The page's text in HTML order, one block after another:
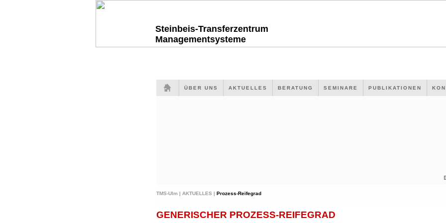
Steinbeis-Transferzentrum
Managementsysteme
ÜBER UNS AKTUELLES BERATUNG SEMINARE PUBLIKATIONEN
TMS-Ulm | AKTUELLES | Prozess-Reifegrad
GENERISCHER PROZESS-REIFEGRAD